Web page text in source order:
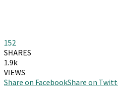
152
SHARES
1.9k
VIEWS
Share on FacebookShare on